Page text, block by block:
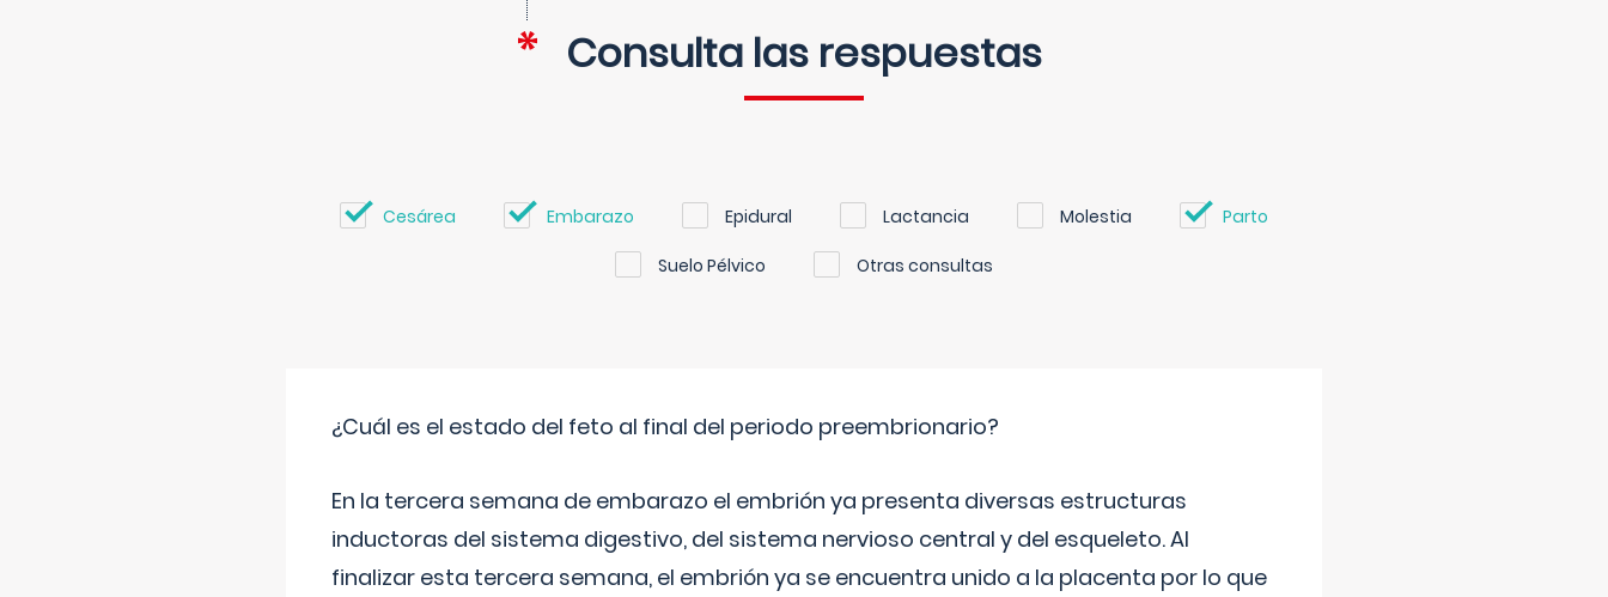
Consulta las respuestas
Cesárea Embarazo Epidural Lactancia Molestia Parto
Suelo Pélvico Otras consultas
¿Cuál es el estado del feto al final del periodo preembrionario?
En la tercera semana de embarazo el embrión ya presenta diversas estructuras
inductoras del sistema digestivo, del sistema nervioso central y del esqueleto. Al
finalizar esta tercera semana, el embrión ya se encuentra unido a la placenta por lo que